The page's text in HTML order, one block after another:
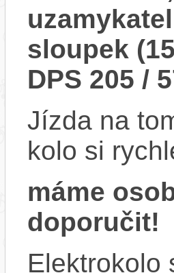
sloupek
DPS 205 /
Jízda na
kolo si
máme
doporučit!
Elektrokolo